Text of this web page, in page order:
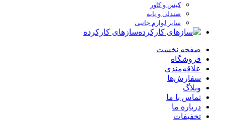
کیس و کاور
صندلی و پایه
سایر لوازم جانبی
سازهای کارکرده
صفحه نخست
فروشگاه
علاقه‌مندی
سفارش‌ها
وبلاگ
تماس با ما
درباره ما
تخفیفات